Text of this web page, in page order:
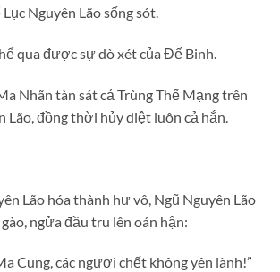
Nguyên Lão sống sót.
qua được sự dò xét của Đế Binh.
Nhãn tàn sát cả Trùng Thế Mạng trên
Lão, đồng thời hủy diệt luôn cả hắn.
Lão hóa thành hư vô, Ngũ Nguyên Lão
ngửa đầu tru lên oán hận:
Cung, các ngươi chết không yên lành!”